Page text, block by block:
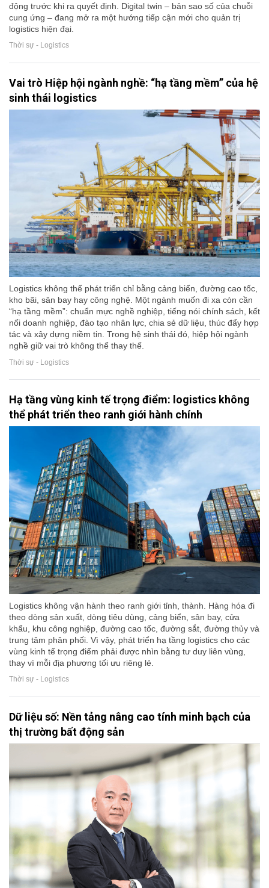
động trước khi ra quyết định. Digital twin – bản sao số của chuỗi
cung ứng – đang mở ra một hướng tiếp cận mới cho quản trị
logistics hiện đại.
Thời sự - Logistics
Vai trò Hiệp hội ngành nghề: “hạ tầng mềm” của hệ
sinh thái logistics
Logistics không thể phát triển chỉ bằng cảng biển, đường cao tốc,
kho bãi, sân bay hay công nghệ. Một ngành muốn đi xa còn cần
“hạ tầng mềm”: chuẩn mực nghề nghiệp, tiếng nói chính sách, kết
nối doanh nghiệp, đào tạo nhân lực, chia sẻ dữ liệu, thúc đẩy hợp
tác và xây dựng niềm tin. Trong hệ sinh thái đó, hiệp hội ngành
nghề giữ vai trò không thể thay thế.
Thời sự - Logistics
Hạ tầng vùng kinh tế trọng điểm: logistics không
thể phát triển theo ranh giới hành chính
Logistics không vận hành theo ranh giới tỉnh, thành. Hàng hóa đi
theo dòng sản xuất, dòng tiêu dùng, cảng biển, sân bay, cửa
khẩu, khu công nghiệp, đường cao tốc, đường sắt, đường thủy và
trung tâm phân phối. Vì vậy, phát triển hạ tầng logistics cho các
vùng kinh tế trọng điểm phải được nhìn bằng tư duy liên vùng,
thay vì mỗi địa phương tối ưu riêng lẻ.
Thời sự - Logistics
Dữ liệu số: Nền tảng nâng cao tính minh bạch của
thị trường bất động sản